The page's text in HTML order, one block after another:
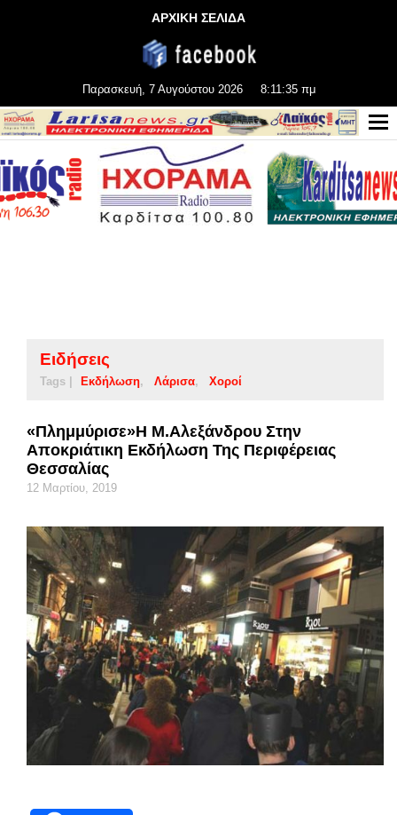
ΑΡΧΙΚΗ ΣΕΛΙΔΑ
Παρασκευή, 7 Αυγούστου 2026 8:11:35 πμ
Ειδήσεις
Tags | Εκδήλωση Λάρισα Χοροί
«Πλημμύρισε»Η Μ.Αλεξάνδρου Στην
Αποκριάτικη Εκδήλωση Της Περιφέρειας
Θεσσαλίας
12 Μαρτίου, 2019